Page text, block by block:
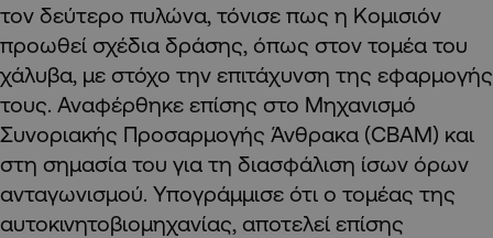
τον δεύτερο πυλώνα, τόνισε πως η Κομισιόν
προωθεί σχέδια δράσης, όπως στον τομέα του
χάλυβα, με στόχο την επιτάχυνση της εφαρμογής
τους. Αναφέρθηκε επίσης στο Μηχανισμό
Συνοριακής Προσαρμογής Άνθρακα (CBAM) και
στη σημασία του για τη διασφάλιση ίσων όρων
ανταγωνισμού. Υπογράμμισε ότι ο τομέας της
αυτοκινητοβιομηχανίας, αποτελεί επίσης